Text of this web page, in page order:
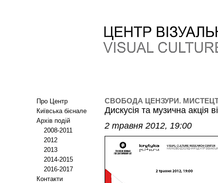
Про Центр
Київська бієнале
Архів подій
2008-2011
2012
2013
2014-2015
2016-2017
Контакти
СВОБОДА ЦЕНЗУРИ.
Дискусія та музична акція
2 травня 2012, 19:00